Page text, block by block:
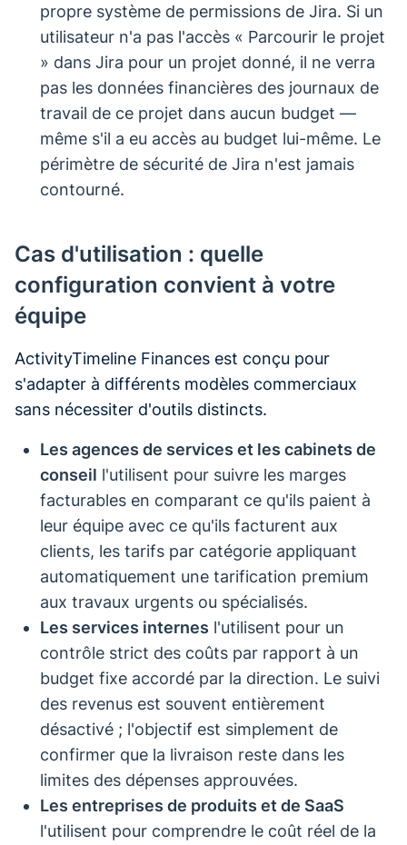
propre système de permissions de Jira. Si un
utilisateur n'a pas l'accès « Parcourir le projet
» dans Jira pour un projet donné, il ne verra
pas les données financières des journaux de
travail de ce projet dans aucun budget —
même s'il a eu accès au budget lui-même. Le
périmètre de sécurité de Jira n'est jamais
contourné.
Cas d'utilisation : quelle
configuration convient à votre
équipe
ActivityTimeline Finances est conçu pour
s'adapter à différents modèles commerciaux
sans nécessiter d'outils distincts.
Les agences de services et les cabinets de
conseil l'utilisent pour suivre les marges
facturables en comparant ce qu'ils paient à
leur équipe avec ce qu'ils facturent aux
clients, les tarifs par catégorie appliquant
automatiquement une tarification premium
aux travaux urgents ou spécialisés.
Les services internes l'utilisent pour un
contrôle strict des coûts par rapport à un
budget fixe accordé par la direction. Le suivi
des revenus est souvent entièrement
désactivé ; l'objectif est simplement de
confirmer que la livraison reste dans les
limites des dépenses approuvées.
Les entreprises de produits et de SaaS
l'utilisent pour comprendre le coût réel de la